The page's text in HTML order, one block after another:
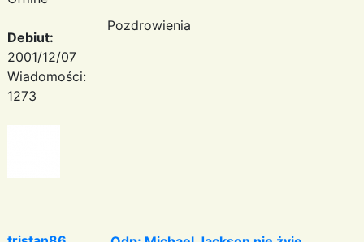
Debiut:
2001/12/07
Wiadomości:
1273
Pozdrowienia